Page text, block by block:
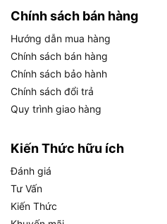
Các bước sử dụng cơ bản
Chuẩn bị: Kiểm tra kìm
bảo không có hư hỏng
Điều chỉnh: Mở kìm và
giữa hai hàm.
lực nếu cần cố định lâu.
Hoàn tất: Thả lỏng tay
Quy tắc an toàn và bảo
Chính sách bán hàng
Hướng dẫn mua hàng
Chính sách bán hàng
Chính sách bảo hành
Chính sách đổi trả
Quy trình giao hàng
Kiến Thức hữu ích
Đánh giá
Tư Vấn
Kiến Thức